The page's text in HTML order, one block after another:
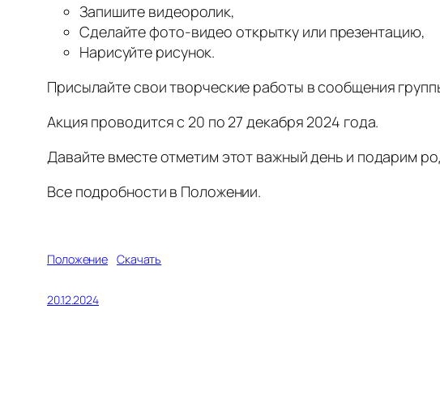
Запишите видеоролик,
Сделайте фото-видео открытку или презентацию,
Нарисуйте рисунок.
Присылайте свои творческие работы в сообщения
Акция проводится с 20 по 27 декабря 2024 года.
Давайте вместе отметим этот важный день и подарим
Все подробности в Положении.
Положение Скачать
20.12.2024